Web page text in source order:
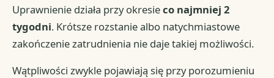
Uprawnienie działa przy okresieco najmniej 2
tygodni. Krótsze rozstanie albo natychmiastowe
zakończenie zatrudnienia nie daje takiej możliwości.
Wątpliwości zwykle pojawiają się przy porozumieniu